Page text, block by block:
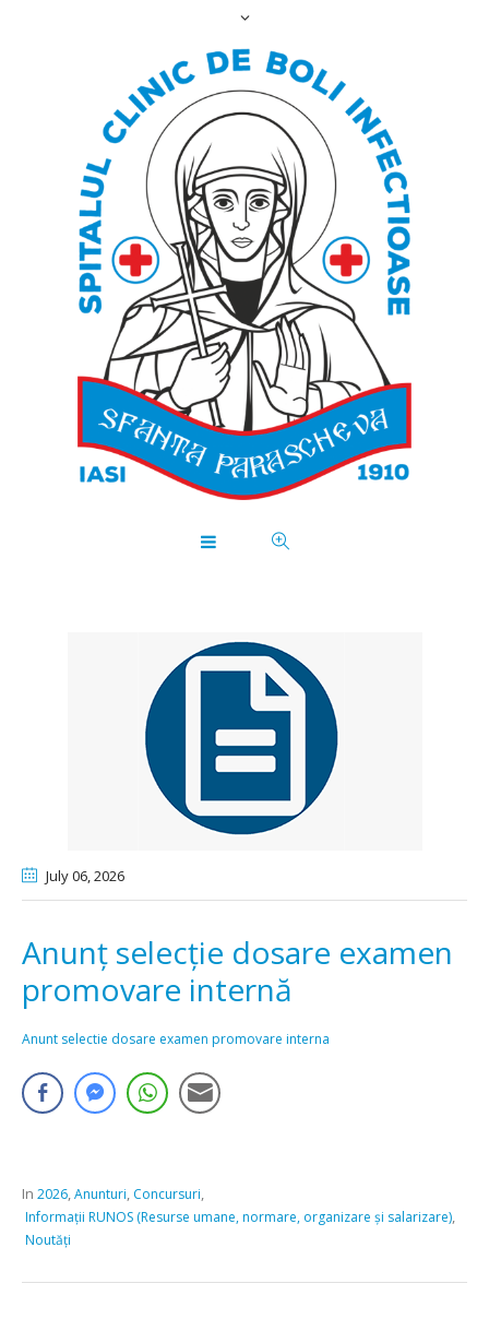
July 06, 2026
Anunț selecție dosare examen
promovare internă
Anunt selectie dosare examen promovare interna
In 2026,Anunturi, Concursuri,
Informații RUNOS (Resurse umane, normare, organizare și salarizare),
Noutăți